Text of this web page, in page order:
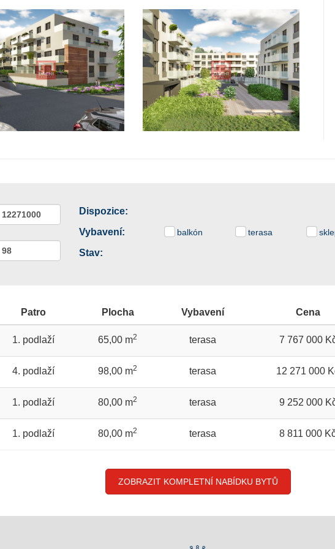
Dispozice:
Vybavení:
balkón terasa
Stav:
Patro Plocha Vybavení Cena
1. podlaží 65,00 m2 terasa 7 767 000
4. podlaží 98,00 m2 terasa 12 271 000
1. podlaží 80,00 m2 terasa 9 252 000
1. podlaží 80,00 m2 terasa 8 811 000
ZOBRAZIT KOMPLETNÍ NABÍDKU BYTŮ